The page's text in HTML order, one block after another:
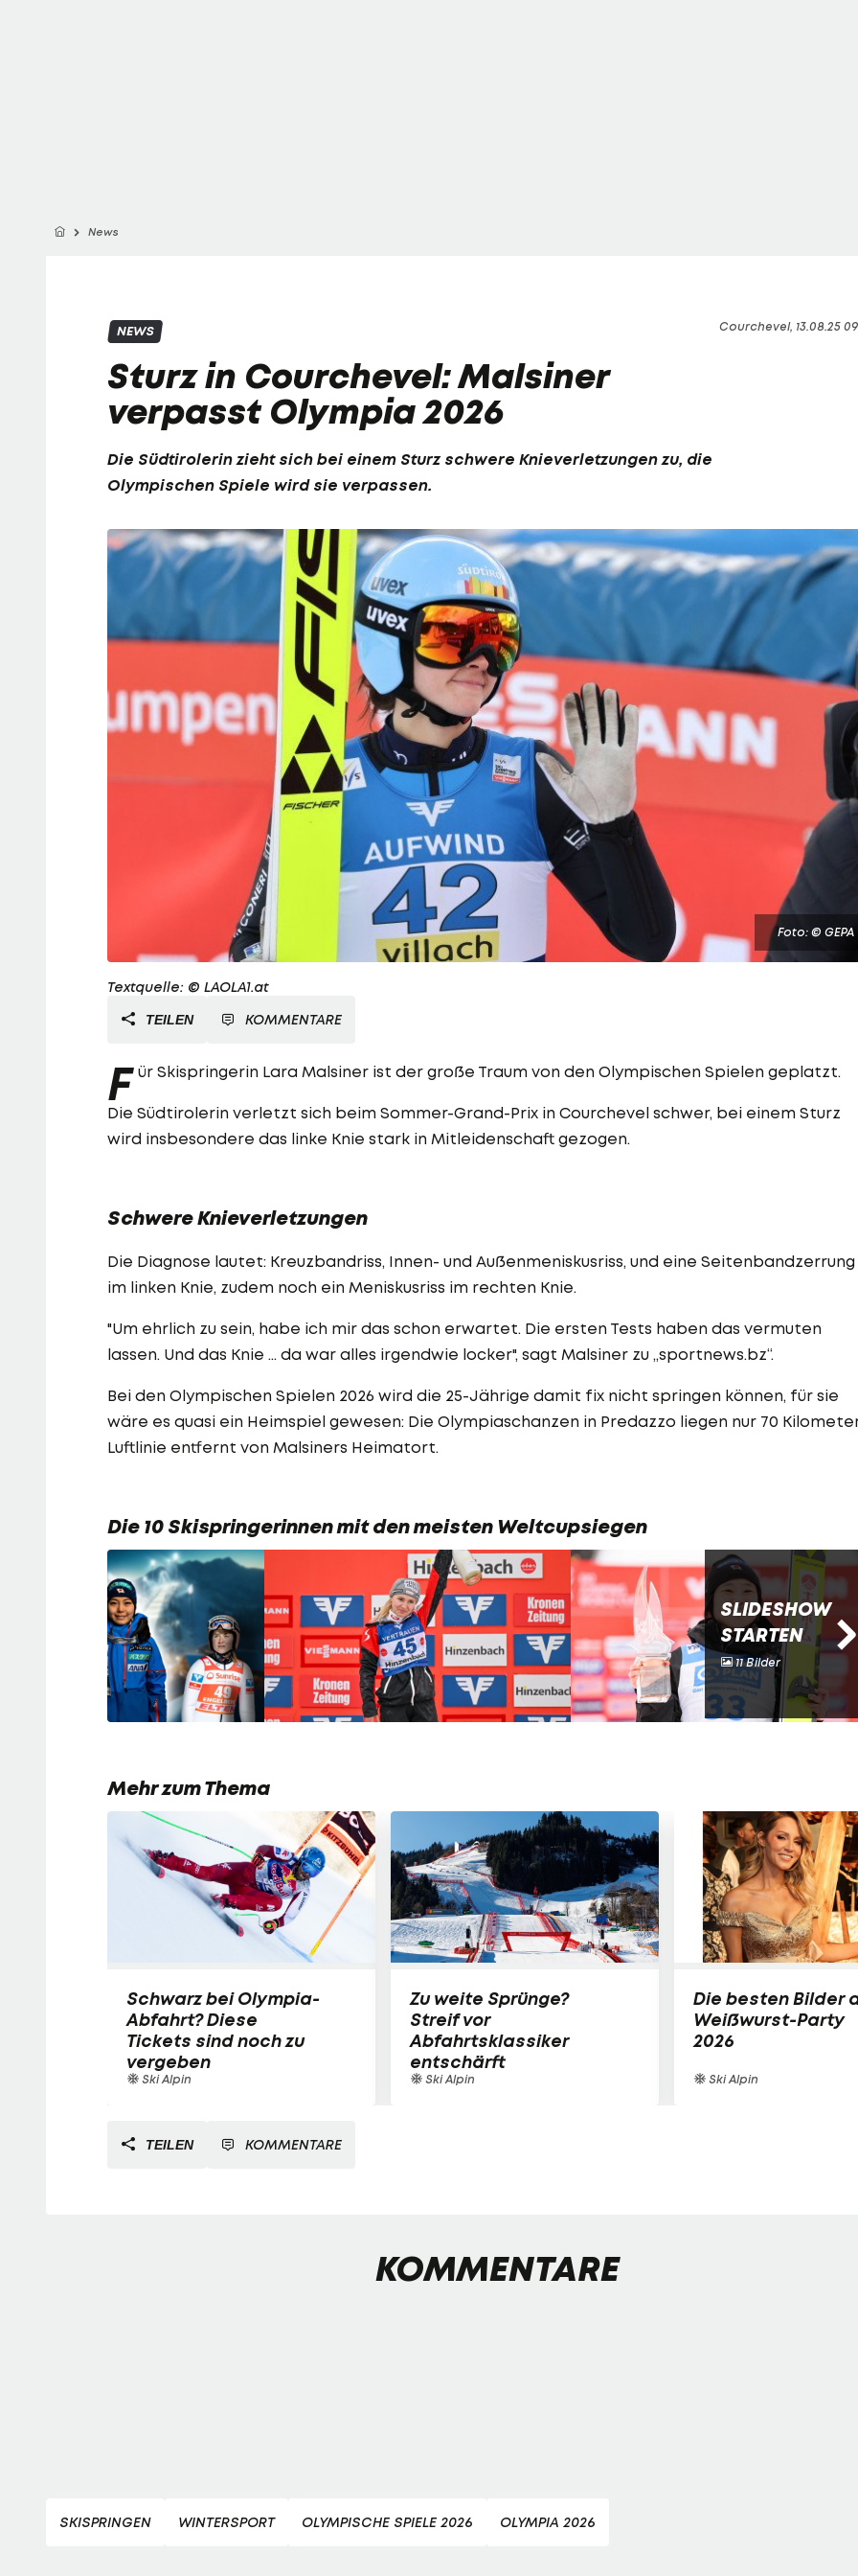
News
Courchevel, 13.08.25
NEWS
Sturz in Courchevel: Malsiner
verpasst Olympia 2026
Die Südtirolerin zieht sich bei einem Sturz schwere Knieverletzungen zu, die
Olympischen Spiele wird sie verpassen.
Foto: © GEPA
Textquelle: © LAOLA1.at
TEILEN KOMMENTARE
F ür Skispringerin Lara Malsiner ist der große Traum von den Olympischen Spielen geplatzt.
Die Südtirolerin verletzt sich beim Sommer-Grand-Prix in Courchevel schwer, bei einem Sturz
wird insbesondere das linke Knie stark in Mitleidenschaft gezogen.
Schwere Knieverletzungen
Die Diagnose lautet: Kreuzbandriss, Innen- und Außenmeniskusriss, und eine Seitenbandzerrung
im linken Knie, zudem noch ein Meniskusriss im rechten Knie.
"Um ehrlich zu sein, habe ich mir das schon erwartet. Die ersten Tests haben das vermuten
lassen. Und das Knie ... da war alles irgendwie locker", sagt Malsiner zu „sportnews.bz“.
Bei den Olympischen Spielen 2026 wird die 25-Jährige damit fix nicht springen können, für sie
wäre es quasi ein Heimspiel gewesen: Die Olympiaschanzen in Predazzo liegen nur 70
Luftlinie entfernt von Malsiners Heimatort.
Die 10 Skispringerinnen mit den meisten Weltcupsiegen
SLIDESHOW
STARTEN
11 Bilder
Mehr zum Thema
Schwarz bei Olympia-
Abfahrt? Diese
Tickets sind noch zu
vergeben
Ski Alpin
Zu weite Sprünge?
Streif vor
Abfahrtsklassiker
entschärft
Ski Alpin
Die besten Bilder
Weißwurst-Party
2026
Ski Alpin
TEILEN KOMMENTARE
KOMMENTARE
SKISPRINGEN WINTERSPORT OLYMPISCHE SPIELE 2026 OLYMPIA 2026